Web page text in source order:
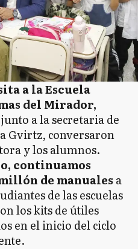
a la Escuela
del Mirador,
a la secretaria de
Gvirtz, conversaron
y los alumnos.
continuamos
de manuales a
de las escuelas
los kits de útiles
en el inicio del ciclo